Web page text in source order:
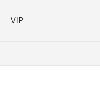
VIP